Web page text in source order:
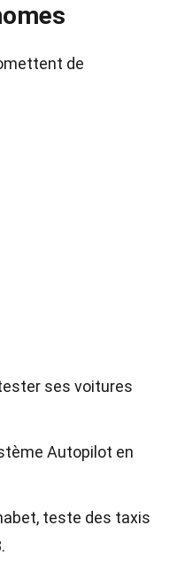
de
ses voitures
Autopilot en
teste des taxis